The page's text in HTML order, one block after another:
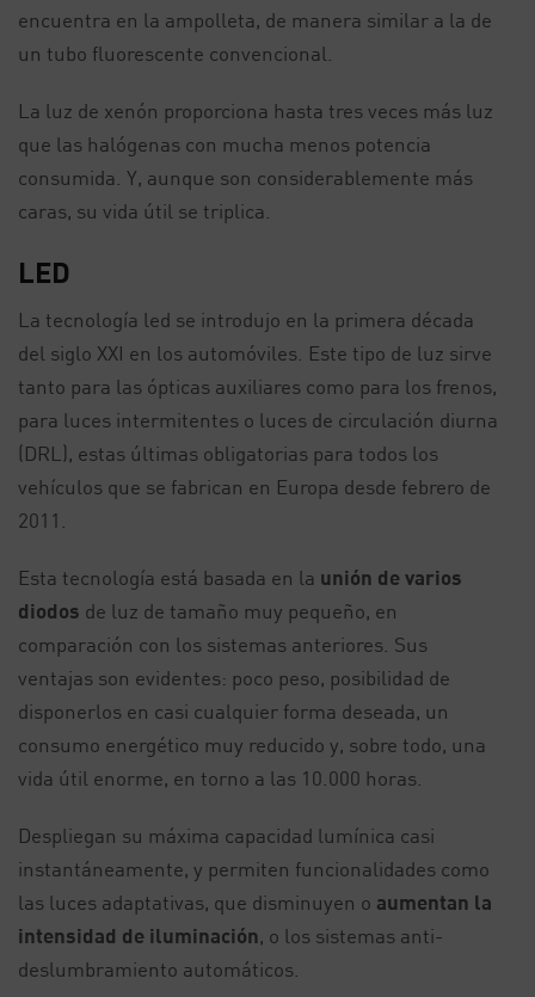
encuentra en la ampolleta, de manera similar a la de
un tubo fluorescente convencional.
La luz de xenón proporciona hasta tres veces más luz
que las halógenas con mucha menos potencia
consumida. Y, aunque son considerablemente más
caras, su vida útil se triplica.
LED
La tecnología led se introdujo en la primera década
del siglo XXI en los automóviles. Este tipo de luz sirve
tanto para las ópticas auxiliares como para los frenos,
para luces intermitentes o luces de circulación diurna
(DRL), estas últimas obligatorias para todos los
vehículos que se fabrican en Europa desde febrero de
2011.
Esta tecnología está basada en la unión de varios
diodos de luz de tamaño muy pequeño, en
comparación con los sistemas anteriores. Sus
ventajas son evidentes: poco peso, posibilidad de
disponerlos en casi cualquier forma deseada, un
consumo energético muy reducido y, sobre todo, una
vida útil enorme, en torno a las 10.000 horas.
Despliegan su máxima capacidad lumínica casi
instantáneamente, y permiten funcionalidades como
las luces adaptativas, que disminuyen o aumentan la
intensidad de iluminación, o los sistemas anti-
deslumbramiento automáticos.